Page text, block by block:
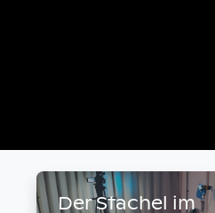
Der Stachel im